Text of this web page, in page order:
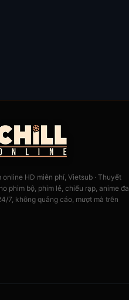
online HD miễn phí, Vietsub · Thuyết
phim bộ, phim lẻ, chiếu rạp, anime đa
7, không quảng cáo, mượt mà trên